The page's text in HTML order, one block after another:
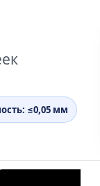
≤0,05 мм